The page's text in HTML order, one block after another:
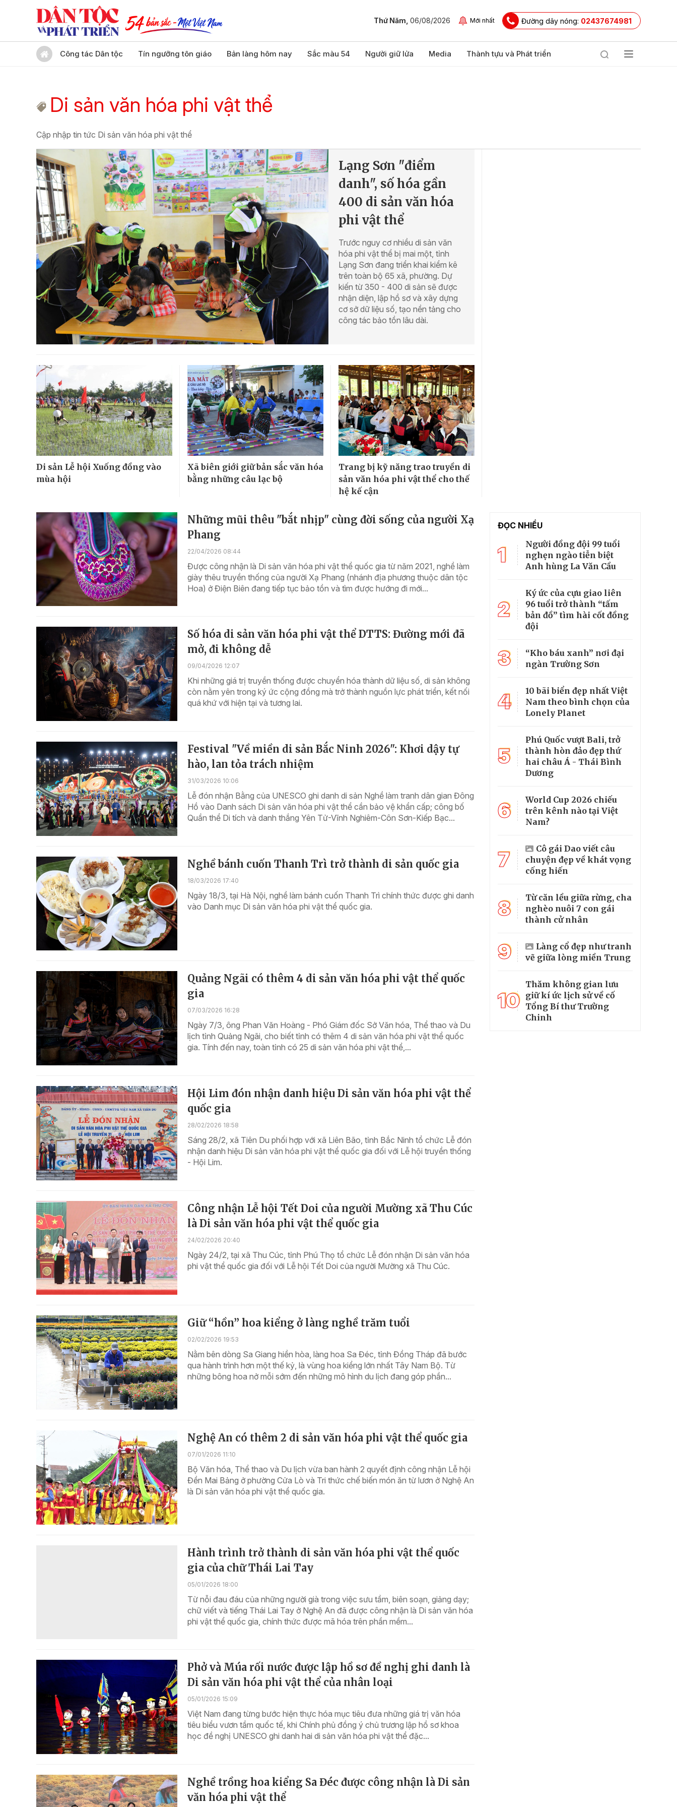
Thứ Năm, 06/08/2026 Mới nhất Đường dây nóng: 02437674981
Công tác Dân tộc Tín ngưỡng tôn giáo Bản làng hôm nay Sắc màu 54 Người giữ lửa Media Thành tựu và Phát triển
Di sản văn hóa phi vật thể
Cập nhập tin tức Di sản văn hóa phi vật thể
Lạng Sơn "điểm
danh", số hóa gần
400 di sản văn hóa
phi vật thể
Trước nguy cơ nhiều di sản văn
hóa phi vật thể bị mai một, tỉnh
Lạng Sơn đang triển khai kiểm kê
trên toàn bộ 65 xã, phường. Dự
kiến từ 350 - 400 di sản sẽ được
nhận diện, lập hồ sơ và xây dựng
cơ sở dữ liệu số, tạo nền tảng cho
công tác bảo tồn lâu dài.
Di sản Lễ hội Xuống đồng vào
mùa hội
Xã biên giới giữ bản sắc văn hóa
bằng những câu lạc bộ
Trang bị kỹ năng trao truyền di
sản văn hóa phi vật thể cho thế
hệ kế cận
Những mũi thêu "bắt nhịp" cùng đời sống của người Xạ
Phang
22/04/2026 08:44
Được công nhận là Di sản văn hóa phi vật thể quốc gia từ năm 2021, nghề làm
giày thêu truyền thống của người Xạ Phang (nhánh địa phương thuộc dân tộc
Hoa) ở Điện Biên đang tiếp tục bảo tồn và tìm được hướng đi mới...
Số hóa di sản văn hóa phi vật thể DTTS: Đường mới đã
mở, đi không dễ
09/04/2026 12:07
Khi những giá trị truyền thống được chuyển hóa thành dữ liệu số, di sản không
còn nằm yên trong ký ức cộng đồng mà trở thành nguồn lực phát triển, kết nối
quá khứ với hiện tại và tương lai.
Festival "Về miền di sản Bắc Ninh 2026": Khơi dậy tự
hào, lan tỏa trách nhiệm
31/03/2026 10:06
Lễ đón nhận Bằng của UNESCO ghi danh di sản Nghề làm tranh dân gian Đông
Hồ vào Danh sách Di sản văn hóa phi vật thể cần bảo vệ khẩn cấp; công bố
Quần thể Di tích và danh thắng Yên Tử-Vĩnh Nghiêm-Côn Sơn-Kiếp Bạc...
Nghề bánh cuốn Thanh Trì trở thành di sản quốc gia
18/03/2026 17:40
Ngày 18/3, tại Hà Nội, nghề làm bánh cuốn Thanh Trì chính thức được ghi danh
vào Danh mục Di sản văn hóa phi vật thể quốc gia.
Quảng Ngãi có thêm 4 di sản văn hóa phi vật thể quốc
gia
07/03/2026 16:28
Ngày 7/3, ông Phan Văn Hoàng - Phó Giám đốc Sở Văn hóa, Thể thao và Du
lịch tỉnh Quảng Ngãi, cho biết tỉnh có thêm 4 di sản văn hóa phi vật thể quốc
gia. Tính đến nay, toàn tỉnh có 25 di sản văn hóa phi vật thể,...
Hội Lim đón nhận danh hiệu Di sản văn hóa phi vật thể
quốc gia
28/02/2026 18:58
Sáng 28/2, xã Tiên Du phối hợp với xã Liên Bão, tỉnh Bắc Ninh tổ chức Lễ đón
nhận danh hiệu Di sản văn hóa phi vật thể quốc gia đối với Lễ hội truyền thống
- Hội Lim.
Công nhận Lễ hội Tết Doi của người Mường xã Thu Cúc
là Di sản văn hóa phi vật thể quốc gia
24/02/2026 20:40
Ngày 24/2, tại xã Thu Cúc, tỉnh Phú Thọ tổ chức Lễ đón nhận Di sản văn hóa
phi vật thể quốc gia đối với Lễ hội Tết Doi của người Mường xã Thu Cúc.
Giữ “hồn” hoa kiểng ở làng nghề trăm tuổi
02/02/2026 19:53
Nằm bên dòng Sa Giang hiền hòa, làng hoa Sa Đéc, tỉnh Đồng Tháp đã bước
qua hành trình hơn một thế kỷ, là vùng hoa kiểng lớn nhất Tây Nam Bộ. Từ
những bông hoa nở mỗi sớm đến những mô hình du lịch đang góp phần...
Nghệ An có thêm 2 di sản văn hóa phi vật thể quốc gia
07/01/2026 11:10
Bộ Văn hóa, Thể thao và Du lịch vừa ban hành 2 quyết định công nhận Lễ hội
Đền Mai Bảng ở phường Cửa Lò và Tri thức chế biến món ăn từ lươn ở Nghệ An
là Di sản văn hóa phi vật thể quốc gia.
Hành trình trở thành di sản văn hóa phi vật thể quốc
gia của chữ Thái Lai Tay
05/01/2026 18:00
Từ nỗi đau đáu của những người già trong việc sưu tầm, biên soạn, giảng dạy;
chữ viết và tiếng Thái Lai Tay ở Nghệ An đã được công nhận là Di sản văn hóa
phi vật thể quốc gia, chính thức được mã hóa trên phần mềm...
Phở và Múa rối nước được lập hồ sơ đề nghị ghi danh là
Di sản văn hóa phi vật thể của nhân loại
05/01/2026 15:09
Việt Nam đang từng bước hiện thực hóa mục tiêu đưa những giá trị văn hóa
tiêu biểu vươn tầm quốc tế, khi Chính phủ đồng ý chủ trương lập hồ sơ khoa
học đề nghị UNESCO ghi danh hai di sản văn hóa phi vật thể đặc...
Nghề trồng hoa kiểng Sa Đéc được công nhận là Di sản
văn hóa phi vật thể
ĐỌC NHIỀU
1
Người đồng đội 99 tuổi
nghẹn ngào tiễn biệt
Anh hùng La Văn Cầu
2
Ký ức của cựu giao liên
96 tuổi trở thành “tấm
bản đồ” tìm hài cốt đồng
đội
3
“Kho báu xanh” nơi đại
ngàn Trường Sơn
4
10 bãi biển đẹp nhất Việt
Nam theo bình chọn của
Lonely Planet
5
Phú Quốc vượt Bali, trở
thành hòn đảo đẹp thứ
hai châu Á - Thái Bình
Dương
6
World Cup 2026 chiếu
trên kênh nào tại Việt
Nam?
7
Cô gái Dao viết câu
chuyện đẹp về khát vọng
cống hiến
8
Từ căn lều giữa rừng, cha
nghèo nuôi 7 con gái
thành cử nhân
9
Làng cổ đẹp như tranh
vẽ giữa lòng miền Trung
10
Thăm không gian lưu
giữ kí ức lịch sử về cố
Tổng Bí thư Trường
Chinh